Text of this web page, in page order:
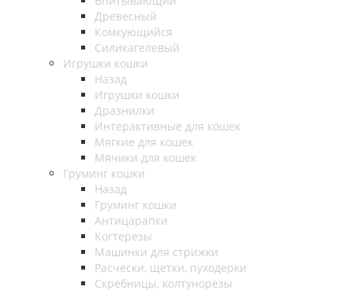
Древесный
Комкующийся
Силикагелевый
Игрушки кошки
Назад
Игрушки кошки
Дразнилки
Интерактивные для кошек
Мягкие для кошек
Мячики для кошек
Груминг кошки
Назад
Груминг кошки
Антицарапки
Когтерезы
Машинки для стрижки
Расчески, щетки, пуходерки
Скребницы, колтунорезы